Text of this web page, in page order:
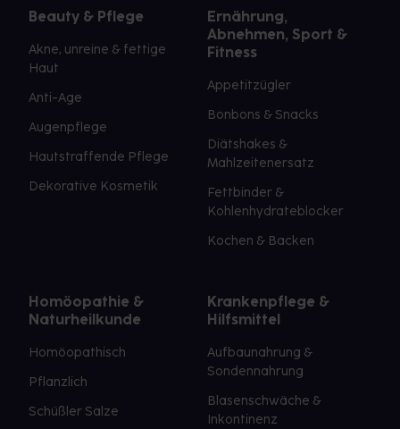
Beauty & Pflege
Akne, unreine & fettige
Haut
Anti-Age
Augenpflege
Hautstraffende Pflege
Dekorative Kosmetik
Ernährung,
Abnehmen, Sport &
Fitness
Appetitzügler
Bonbons & Snacks
Diätshakes &
Mahlzeitenersatz
Fettbinder &
Kohlenhydrateblocker
Kochen & Backen
Homöopathie &
Naturheilkunde
Homöopathisch
Pflanzlich
Schüßler Salze
Krankenpflege &
Hilfsmittel
Aufbaunahrung &
Sondennahrung
Blasenschwäche &
Inkontinenz